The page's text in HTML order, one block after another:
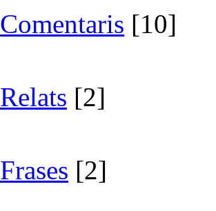
Comentaris [10]
Relats [2]
Frases [2]